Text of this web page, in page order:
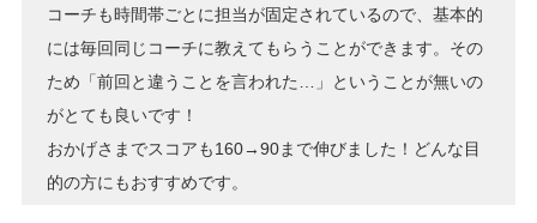
コーチも時間帯ごとに担当が固定されているので、基本的
には毎回同じコーチに教えてもらうことができます。その
ため「前回と違うことを言われた…」ということが無いの
がとても良いです！
おかげさまでスコアも160→90まで伸びました！どんな目
的の方にもおすすめです。